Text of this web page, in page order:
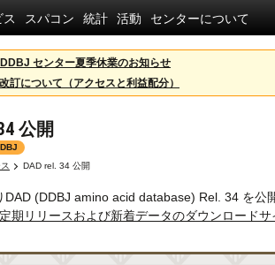
スパコン 統計 活動 センターについて
センター夏季休業のお知らせ
訂について（アクセスと利益配分）
公開
DAD rel. 34 公開
DAD (DDBJ amino acid database) Rel. 34 を公
期リリースおよび新着データのダウンロードサ